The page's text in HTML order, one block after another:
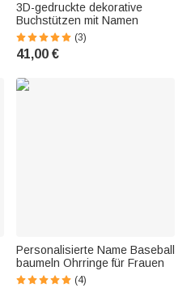
3D-gedruckte dekorative
Buchstützen mit Namen
(3)
41,00 €
Personalisierte Name Baseball
baumeln Ohrringe für Frauen
(4)